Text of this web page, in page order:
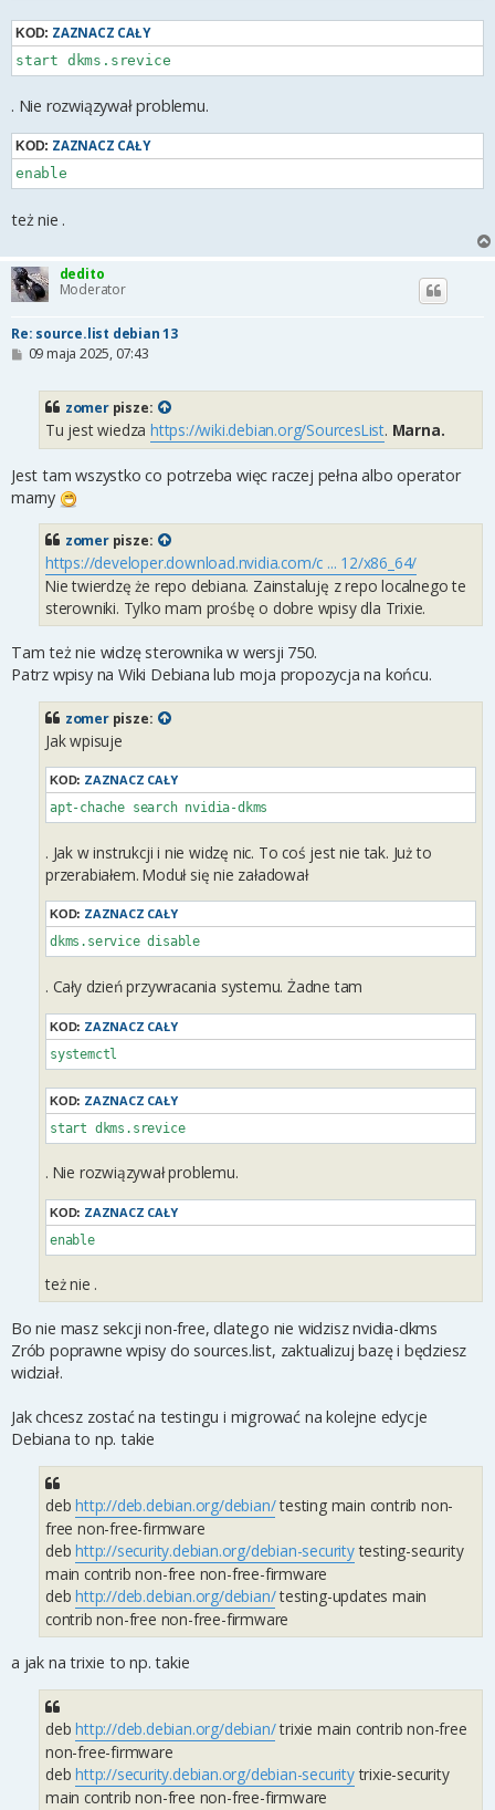
KOD: ZAZNACZ CAŁY
start dkms.srevice
. Nie rozwiązywał problemu.
KOD: ZAZNACZ CAŁY
enable
też nie .
dedito
Moderator
Re: source.list debian 13
P09 maja 2025, 07:43
zomerpisze:
Tu jest wiedza https://wiki.debian.org/SourcesList. Marna.
Jest tam wszystko co potrzeba więc raczej pełna albo operator
marny
zomerpisze:
https://developer.download.nvidia.com/c ... 12/x86_64/
Nie twierdzę że repo debiana. Zainstaluję z repo localnego te
sterowniki. Tylko mam prośbę o dobre wpisy dla Trixie.
Tam też nie widzę sterownika w wersji 750.
Patrz wpisy na Wiki Debiana lub moja propozycja na końcu.
zomerpisze:
Jak wpisuje
KOD: ZAZNACZ CAŁY
apt-chache search nvidia-dkms
. Jak w instrukcji i nie widzę nic. To coś jest nie tak. Już to
przerabiałem. Moduł się nie załadował
KOD: ZAZNACZ CAŁY
dkms.service disable
. Cały dzień przywracania systemu. Żadne tam
KOD: ZAZNACZ CAŁY
systemctl
KOD: ZAZNACZ CAŁY
start dkms.srevice
. Nie rozwiązywał problemu.
KOD: ZAZNACZ CAŁY
enable
też nie .
Bo nie masz sekcji non-free, dlatego nie widzisz nvidia-dkms
Zrób poprawne wpisy do sources.list, zaktualizuj bazę i będziesz
widział.
Jak chcesz zostać na testingu i migrować na kolejne edycje
Debiana to np. takie
debhttp://deb.debian.org/debian/testing main contrib non-
free non-free-firmware
debhttp://security.debian.org/debian-securitytesting-security
main contrib non-free non-free-firmware
debhttp://deb.debian.org/debian/testing-updates main
contrib non-free non-free-firmware
a jak na trixie to np. takie
debhttp://deb.debian.org/debian/trixie main contrib non-free
non-free-firmware
debhttp://security.debian.org/debian-securitytrixie-security
main contrib non-free non-free-firmware